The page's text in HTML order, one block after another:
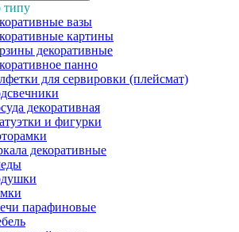
вазы
картины
декоративные
панно
для сервировки (плейсмат)
декоративная
и фигурки
декоративные
парафиновые